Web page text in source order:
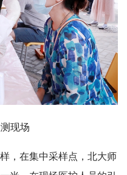
现场
，在集中采样点，北大师